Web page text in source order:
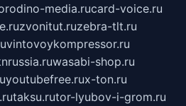
media.rucard-voice.ru
zvonitut.ruzebra-tlt.ru
vintovoykompressor.ru
wasabi-shop.ru
youtubefree.rux-ton.ru
taksu.rutor-lyubov-i-grom.ru